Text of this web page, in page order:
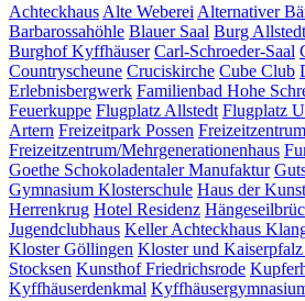
Achteckhaus Alte Weberei Alternativer
Barbarossahöhle Blauer Saal Burg Allstedt
Burghof Kyffhäuser Carl-Schroeder-Saal
Countryscheune Cruciskirche Cube Club
Erlebnisbergwerk Familienbad Hohe
Feuerkuppe Flugplatz Allstedt Flugplatz
Artern Freizeitpark Possen Freizeitzentrum
Freizeitzentrum/Mehrgenerationenhaus
Goethe Schokoladentaler Manufaktur
Gymnasium Klosterschule Haus der Kunst
Herrenkrug Hotel Residenz
Jugendclubhaus Keller Achteckhaus
Kloster Göllingen Kloster und
Stocksen Kunsthof Friedrichsrode
Kyffhäuserdenkmal